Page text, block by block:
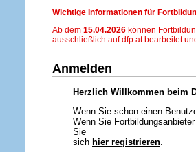
Wichtige Informationen für
Ab dem 15.04.2026 können
ausschließlich auf dfp.at bearbeitet
Anmelden
Herzlich Willkommen beim
Wenn Sie schon einen
Wenn Sie
Sie
sich hier registrieren.